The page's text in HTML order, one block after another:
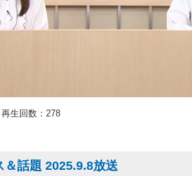
生回数：278
＆話題 2025.9.8放送